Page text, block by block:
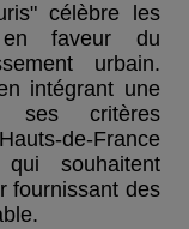
célèbre les
en faveur du
urbain.
intégrant une
ses critères
de-France
souhaitent
fournissant des